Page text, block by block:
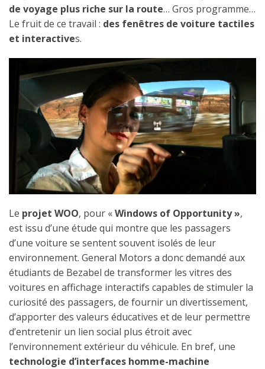
de voyage plus riche sur la route… Gros programme…
Le fruit de ce travail : des fenêtres de voiture tactiles
et interactives.
Le projet WOO, pour «Windows of Opportunity »,
est issu d’une étude qui montre que les passagers
d’une voiture se sentent souvent isolés de leur
environnement. General Motors a donc demandé aux
étudiants de Bezabel de transformer les vitres des
voitures en affichage interactifs capables de stimuler la
curiosité des passagers, de fournir un divertissement,
d’apporter des valeurs éducatives et de leur permettre
d’entretenir un lien social plus étroit avec
l’environnement extérieur du véhicule. En bref, une
technologie d’interfaces homme-machine